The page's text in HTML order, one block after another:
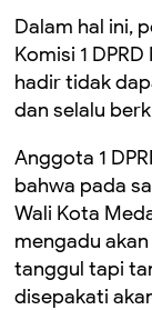
Dalam hal ini,
Komisi 1
hadir tidak
dan selalu
Anggota 1
bahwa pada
Wali Kota
mengadu
tanggul tapi
disepakati